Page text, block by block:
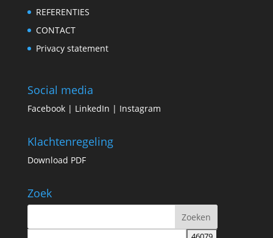
REFERENTIES
CONTACT
Privacy statement
Social media
Facebook| LinkedIn | Instagram
Klachtenregeling
Download PDF
Zoek